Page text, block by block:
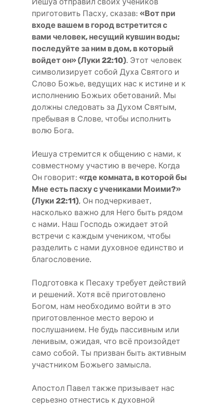
приготовить Пасху, сказав: «Вот при
входе вашем в город встретится с
вами человек, несущий кувшин воды;
последуйте за ним в дом, в который
войдет он» (Луки 22:10). Этот человек
символизирует собой Духа Святого и
Слово Божье, ведущих нас к истине и к
исполнению Божьих обетований. Мы
должны следовать за Духом Святым,
пребывая в Слове, чтобы исполнить
волю Бога.
Иешуа стремится к общению с нами, к
совместному участию в вечере. Когда
Он говорит: «где комната, в которой бы
Мне есть пасху с учениками Моими?»
(Луки 22:11), Он подчеркивает,
насколько важно для Него быть рядом
с нами. Наш Господь ожидает этой
встречи с каждым учеником, чтобы
разделить с нами духовное единство и
благословение.
Подготовка к Песаху требует действий
и решений. Хотя всё приготовлено
Богом, нам необходимо войти в это
приготовленное место верою и
послушанием. Не будь пассивным или
ленивым, ожидая, что всё произойдет
само собой. Ты призван быть активным
участником Божьего замысла.
Апостол Павел также призывает нас
серьезно отнестись к духовной